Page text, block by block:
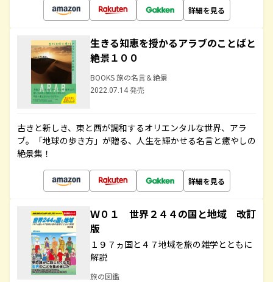
詳細を見る
生きる知恵を授かるアラブのことばと
絶景１００
BOOKS 旅の名言＆絶景
2022.07.14 発売
古きと新しき、東と西が調和するオリエンタルな世界、アラ
ブ。「地球の歩き方」が贈る、人生を輝かせる名言と癒やしの
絶景集！
詳細を見る
Ｗ０１ 世界２４４の国と地域 改訂
版
１９７ヵ国と４７地域を旅の雑学とともに
解説
旅の図鑑